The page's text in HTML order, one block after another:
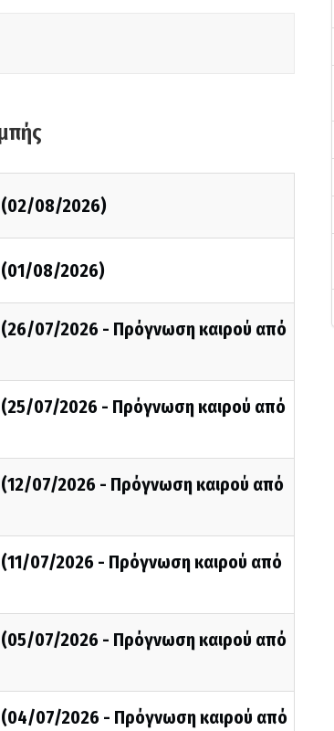
(02/08/2026)
(01/08/2026)
(26/07/2026 - Πρόγνωση καιρού από
07/2026 - Πρόγνωση καιρού από
07/2026 - Πρόγνωση καιρού από
07/2026 - Πρόγνωση καιρού από
(05/07/2026 - Πρόγνωση καιρού από
(04/07/2026 - Πρόγνωση καιρού από